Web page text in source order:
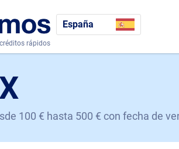
rápidos
España
100 € hasta 500 € con fecha de